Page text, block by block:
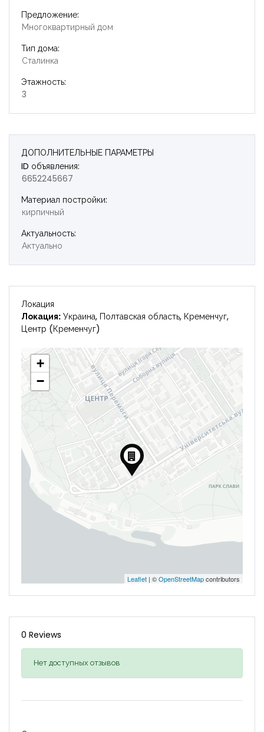
Предложение:
Многоквартирный дом
Тип дома:
Сталинка
Этажность:
3
ДОПОЛНИТЕЛЬНЫЕ ПАРАМЕТРЫ
ID объявления:
6652245667
Материал постройки:
кирпичный
Актуальность:
Актуально
Локация
Локация: Украина, Полтавская область, Кременчуг,
Центр (Кременчуг)
+
−
Leaflet | ©OpenStreetMapcontributors
0 Reviews
Нет доступных отзывов